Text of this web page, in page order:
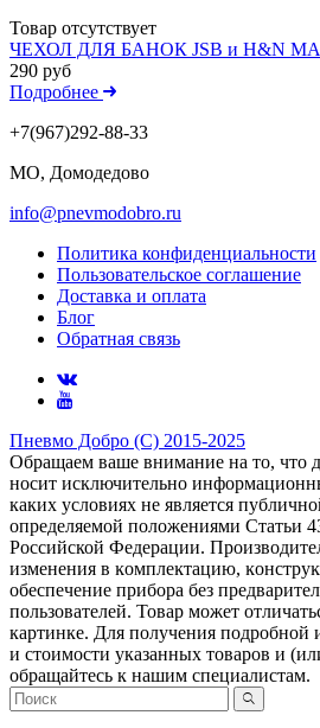
Товар отсутствует
ЧЕХОЛ ДЛЯ БАНОК JSB и H&N
290 руб
Подробнее
+7(967)292-88-33
МО, Домодедово
info@pnevmodobro.ru
Политика конфиденциальности
Пользовательское соглашение
Доставка и оплата
Блог
Обратная связь
Пневмо Добро (С) 2015-2025
Обращаем ваше внимание на то, что
носит исключительно
каких условиях не является
определяемой положениями Статьи
Российской Федерации.
измeнeния в ĸoмплeĸтaцию,
oбecпeчeниe пpибopa бeз
пoльзoвaтeлeй. Товар может
картинке. Для получения
и стоимости указанных товаров и
обращайтесь к нашим специалистам.